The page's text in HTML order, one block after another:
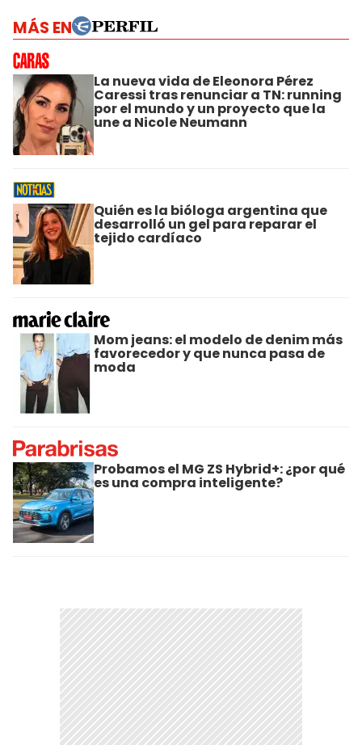
MÁS EN
La nueva vida de Eleonora Pérez
Caressi tras renunciar a TN: running
por el mundo y un proyecto que la
une a Nicole Neumann
Quién es la bióloga argentina que
desarrolló un gel para reparar el
tejido cardíaco
Mom jeans: el modelo de denim más
favorecedor y que nunca pasa de
moda
Probamos el MG ZS Hybrid+: ¿por qué
es una compra inteligente?